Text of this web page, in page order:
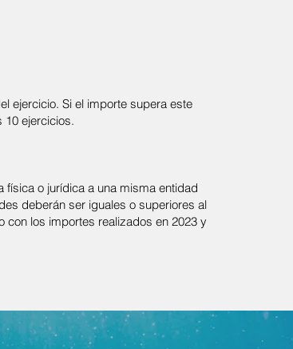
ejercicio. Si el importe supera este
10 ejercicios.
o jurídica a una misma entidad
deberán ser iguales o superiores al
con los importes realizados en 2023 y